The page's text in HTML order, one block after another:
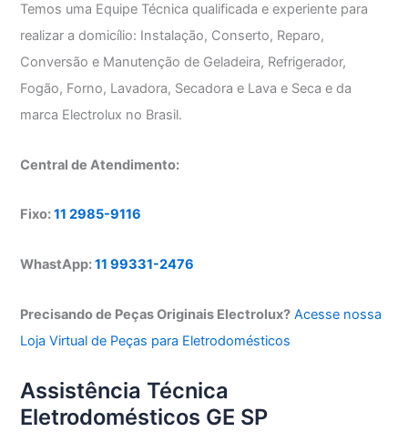
Temos uma Equipe Técnica qualificada e experiente para
realizar a domicílio: Instalação, Conserto, Reparo,
Conversão e Manutenção de Geladeira, Refrigerador,
Fogão, Forno, Lavadora, Secadora e Lava e Seca e da
marca Electrolux no Brasil.
Central de Atendimento:
Fixo:11 2985-9116
WhastApp:11 99331-2476
Precisando de Peças Originais Electrolux? Acesse nossa
Loja Virtual de Peças para Eletrodomésticos
Assistência Técnica
Eletrodomésticos GE SP